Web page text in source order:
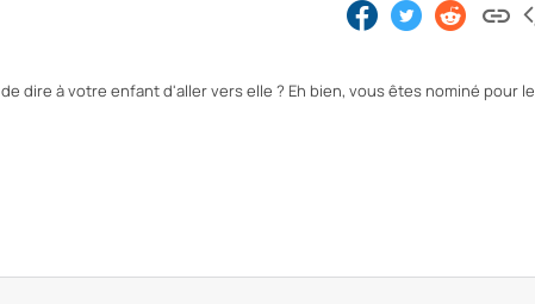
dire à votre enfant d'aller vers elle ? Eh bien, vous êtes nominé pour le